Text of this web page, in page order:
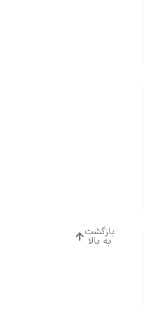
بازگشت
به بالا